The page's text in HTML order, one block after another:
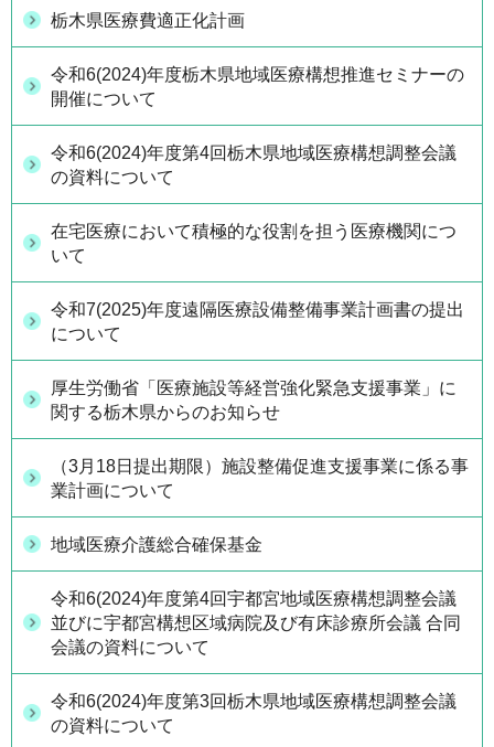
栃木県医療費適正化計画
令和6(2024)年度栃木県地域医療構想推進セミナーの
開催について
令和6(2024)年度第4回栃木県地域医療構想調整会議
の資料について
在宅医療において積極的な役割を担う医療機関につ
いて
令和7(2025)年度遠隔医療設備整備事業計画書の提出
について
厚生労働省「医療施設等経営強化緊急支援事業」に
関する栃木県からのお知らせ
（3月18日提出期限）施設整備促進支援事業に係る事
業計画について
地域医療介護総合確保基金
令和6(2024)年度第4回宇都宮地域医療構想調整会議
並びに宇都宮構想区域病院及び有床診療所会議 合同
会議の資料について
令和6(2024)年度第3回栃木県地域医療構想調整会議
の資料について